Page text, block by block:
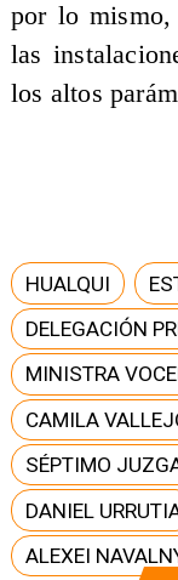
por lo mismo,
las
los altos
HUALQUI
DELEGACIÓN
MINISTRA
CAMILA
SÉPTIMO
DANIEL
ALEXEI